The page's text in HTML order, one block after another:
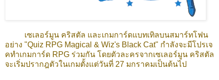
เซเลอร์มูน คริสตัล และเกมการ์ดแบทเทิลบนสมาร์ทโฟน
อย่าง "Quiz RPG Magical & Wiz's Black Cat" กำลังจะมีโปรเจ
คทำเกมการ์ด RPG ร่วมกัน โดยตัวละครจากเซเลอร์มูน คริสตัล
จะเริ่มปรากฎตัวในเกมตั้งแต่วันที่ 27 มกราคมเป็นต้นไป